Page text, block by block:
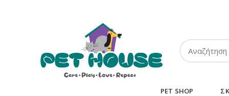
PET SHOP